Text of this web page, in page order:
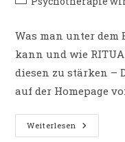
Was man unter dem
kann und wie
diesen zu stärken –
auf der Homepage
Weiterlesen
Mit